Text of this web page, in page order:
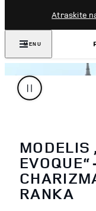
Atraskite
MENU
MODELIS
RANKA